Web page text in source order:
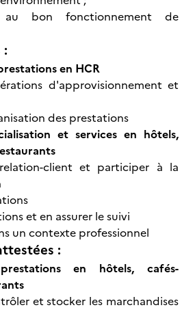
bon fonctionnement de
en HCR
d'approvisionnement et
des prestations
et services en hôtels,
client et participer à la
et en assurer le suivi
un contexte professionnel
:
en hôtels, cafés-
et stocker les marchandises